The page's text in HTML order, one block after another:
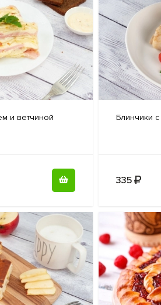
и ветчиной Блинчики с
335